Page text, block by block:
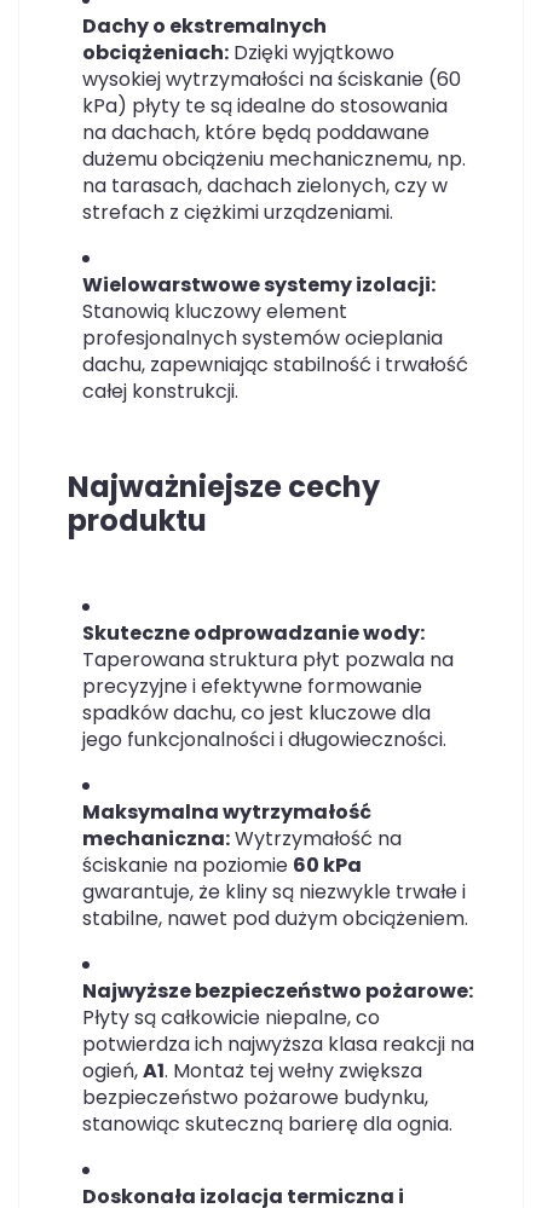
Dachy o ekstremalnych
obciążeniach: Dzięki wyjątkowo
wysokiej wytrzymałości na ściskanie (60
kPa) płyty te są idealne do stosowania
na dachach, które będą poddawane
dużemu obciążeniu mechanicznemu, np.
na tarasach, dachach zielonych, czy w
strefach z ciężkimi urządzeniami.
Wielowarstwowe systemy izolacji:
Stanowią kluczowy element
profesjonalnych systemów ocieplania
dachu, zapewniając stabilność i trwałość
całej konstrukcji.
Najważniejsze cechy
produktu
Skuteczne odprowadzanie wody:
Taperowana struktura płyt pozwala na
precyzyjne i efektywne formowanie
spadków dachu, co jest kluczowe dla
jego funkcjonalności i długowieczności.
Maksymalna wytrzymałość
mechaniczna:Wytrzymałość na
ściskanie na poziomie 60 kPa
gwarantuje, że kliny są niezwykle trwałe i
stabilne, nawet pod dużym obciążeniem.
Najwyższe bezpieczeństwo pożarowe:
Płyty są całkowicie niepalne, co
potwierdza ich najwyższa klasa reakcji na
ogień,A1. Montaż tej wełny zwiększa
bezpieczeństwo pożarowe budynku,
stanowiąc skuteczną barierę dla ognia.
Doskonała izolacja termiczna i